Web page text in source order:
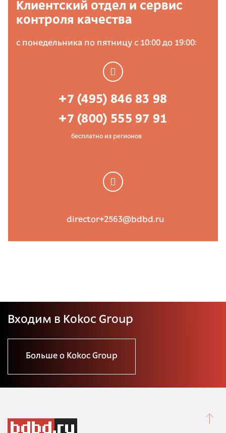
Клиентский отдел и сервис
контроля качества
с понедельника по пятницу с 10:00 до 19:00:
+7 (495) 846 83 98
+7 (800) 555 97 91
бесплатно из регионов
director+2563@bdbd.ru
Входим в Kokoc Group
Больше о Kokoc Group